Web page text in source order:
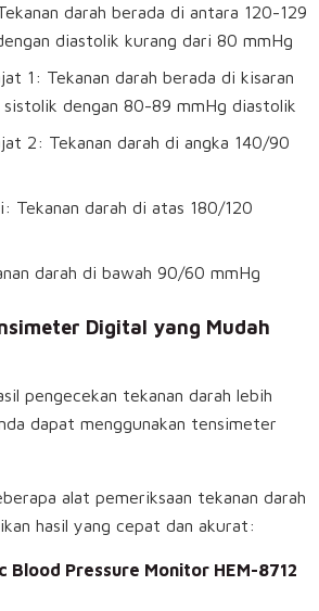
darah berada di antara 120-129
diastolik kurang dari 80 mmHg
1: Tekanan darah berada di kisaran
sistolik dengan 80-89 mmHg diastolik
2: Tekanan darah di angka 140/90
Tekanan darah di atas 180/120
darah di bawah 90/60 mmHg
Digital yang Mudah
pengecekan tekanan darah lebih
dapat menggunakan tensimeter
alat pemeriksaan tekanan darah
hasil yang cepat dan akurat:
Blood Pressure Monitor HEM-8712